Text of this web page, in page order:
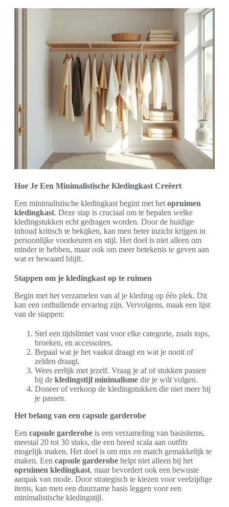
Hoe Je Een Minimalistische Kledingkast Creëert
Een minimalistische kledingkast begint met het opruimen
kledingkast. Deze stap is cruciaal om te bepalen welke
kledingstukken echt gedragen worden. Door de huidige
inhoud kritisch te bekijken, kan men beter inzicht krijgen in
persoonlijke voorkeuren en stijl. Het doel is niet alleen om
minder te hebben, maar ook om meer betekenis te geven aan
wat er bewaard blijft.
Stappen om je kledingkast op te ruimen
Begin met het verzamelen van al je kleding op één plek. Dit
kan een onthullende ervaring zijn. Vervolgens, maak een lijst
van de stappen:
Stel een tijdslimiet vast voor elke categorie, zoals tops,
broeken, en accessoires.
Bepaal wat je het vaakst draagt en wat je nooit of
zelden draagt.
Wees eerlijk met jezelf. Vraag je af of stukken passen
bij de kledingstijl minimalisme die je wilt volgen.
Doneer of verkoop de kledingstukken die niet meer bij
je passen.
Het belang van een capsule garderobe
Een capsule garderobe is een verzameling van basisitems,
meestal 20 tot 30 stuks, die een breed scala aan outfits
mogelijk maken. Het doel is om mix en match gemakkelijk te
maken. Een capsule garderobe helpt niet alleen bij het
opruimen kledingkast, maar bevordert ook een bewuste
aanpak van mode. Door strategisch te kiezen voor veelzijdige
items, kan men een duurzame basis leggen voor een
minimalistische kledingstijl.